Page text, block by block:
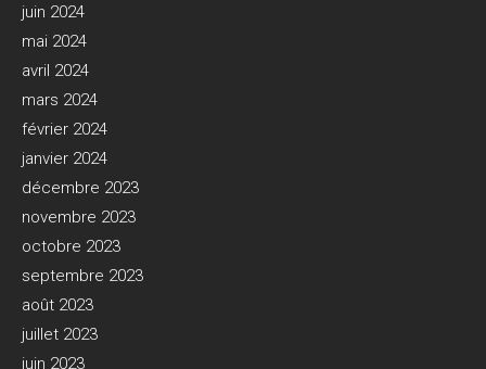
juin 2024
mai 2024
avril 2024
mars 2024
février 2024
janvier 2024
décembre 2023
novembre 2023
octobre 2023
septembre 2023
août 2023
juillet 2023
juin 2023